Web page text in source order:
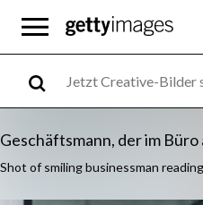
Geschäftsmann, der im
Shot of smiling businessman